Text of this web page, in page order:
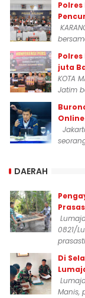
juta
KOTA
Jatim
DAERAH
0821/
Di
Manis,